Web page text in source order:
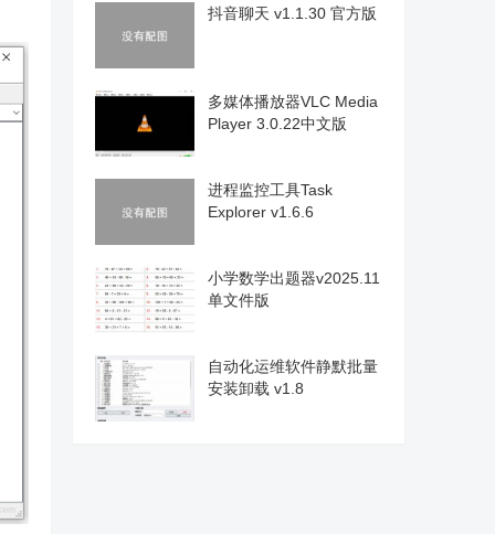
抖音聊天 v1.1.30 官方版
多媒体播放器VLC Media
Player 3.0.22中文版
进程监控工具Task
Explorer v1.6.6
小学数学出题器v2025.11
单文件版
自动化运维软件静默批量
安装卸载 v1.8